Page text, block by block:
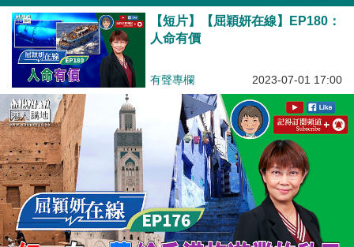
【短片】【屈穎妍在線】EP180：
人命有價
有聲專欄 2023-07-01 17:00